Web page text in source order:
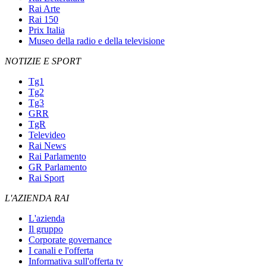
Rai Arte
Rai 150
Prix Italia
Museo della radio e della televisione
NOTIZIE E SPORT
Tg1
Tg2
Tg3
GRR
TgR
Televideo
Rai News
Rai Parlamento
GR Parlamento
Rai Sport
L'AZIENDA RAI
L'azienda
Il gruppo
Corporate governance
I canali e l'offerta
Informativa sull'offerta tv